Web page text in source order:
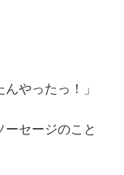
やったっ！」
セージのこと